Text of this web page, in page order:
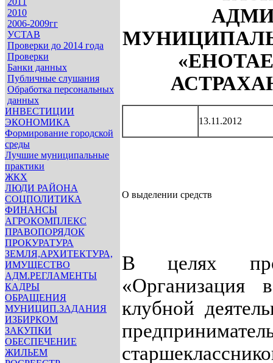
2010
2006-2009гг
УСТАВ
Проверки до 2014 года
Проверки
Банки данных
Публичные слушания
Обработка персональных
данных
ИНВЕСТИЦИИ
ЭКОНОМИКА
Формирование городской
среды
Лучшие муниципальные
практики
ЖКХ
ЛЮДИ РАЙОНА
СОЦПОЛИТИКА
ФИНАНСЫ
АГРОКОМПЛЕКС
ПРАВОПОРЯДОК
ПРОКУРАТУРА
ЗЕМЛЯ,АРХИТЕКТУРА,
ИМУЩЕСТВО
АДМ.РЕГЛАМЕНТЫ
КАДРЫ
ОБРАЩЕНИЯ
МУНИЦИП.ЗАДАНИЯ
ИЗБИРКОМ
ЗАКУПКИ
ОБЕСПЕЧЕНИЕ
ЖИЛЬЕМ
13.11.2012
О выделении средств
В целях
«Организация
клубной